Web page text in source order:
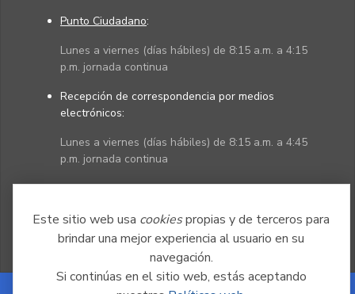
Este sitio web usa cookiespropias y de terceros para
brindar una mejor experiencia al usuario en su
navegación.
Si continúas en el sitio web, estás aceptando
Punto Ciudadano:
Lunes a viernes (días hábiles) de 8:15 a.m. a 4:15
p.m. jornada continua
Recepción de correspondencia por medios
electrónicos:
Lunes a viernes (días hábiles) de 8:15 a.m. a 4:45
p.m. jornada continua